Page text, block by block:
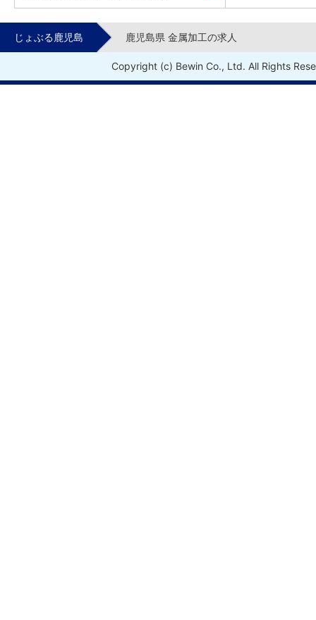
じょぶる鹿児島 鹿児島県 金属加工の求人
Copyright (c) Bewin Co., Ltd. All Rights